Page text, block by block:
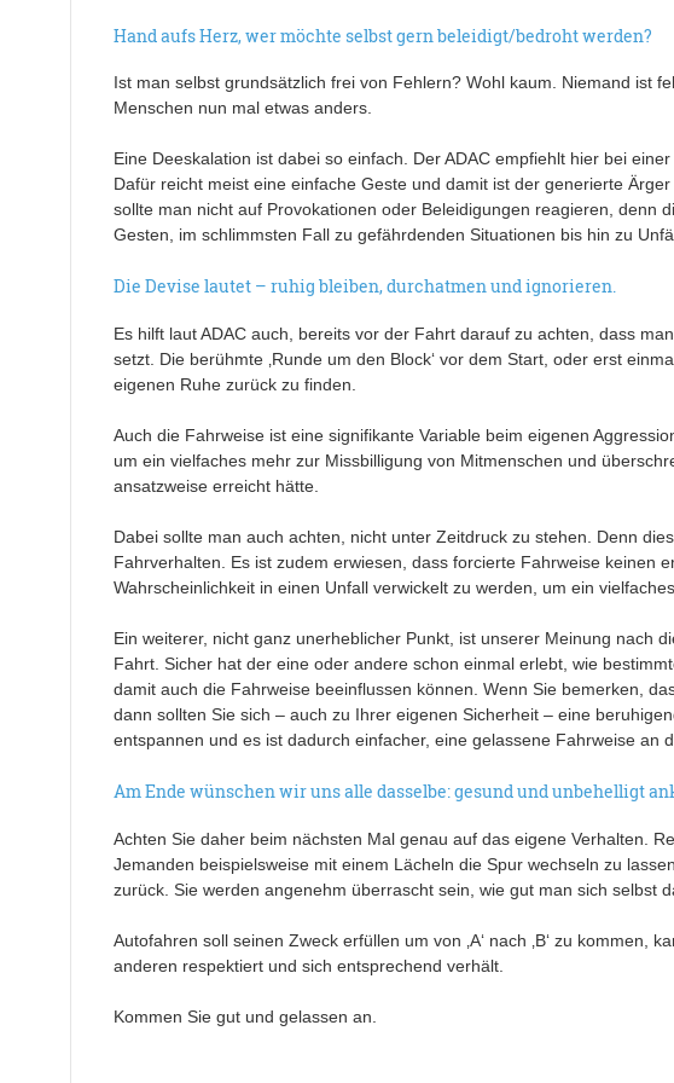
Hand aufs Herz, wer möchte selbst gern beleidigt/bedroht werden?
Ist man selbst grundsätzlich frei von Fehlern? Wohl kaum. Niemand ist
Menschen nun mal etwas anders.
Eine Deeskalation ist dabei so einfach. Der ADAC empfiehlt hier bei
Dafür reicht meist eine einfache Geste und damit ist der generierte
sollte man nicht auf Provokationen oder Beleidigungen reagieren, denn
Gesten, im schlimmsten Fall zu gefährdenden Situationen bis hin zu
Die Devise lautet – ruhig bleiben, durchatmen und ignorieren.
Es hilft laut ADAC auch, bereits vor der Fahrt darauf zu achten, dass
setzt. Die berühmte ‚Runde um den Block‘ vor dem Start, oder erst
eigenen Ruhe zurück zu finden.
Auch die Fahrweise ist eine signifikante Variable beim eigenen
um ein vielfaches mehr zur Missbilligung von Mitmenschen und
ansatzweise erreicht hätte.
Dabei sollte man auch achten, nicht unter Zeitdruck zu stehen. Denn
Fahrverhalten. Es ist zudem erwiesen, dass forcierte Fahrweise keinen
Wahrscheinlichkeit in einen Unfall verwickelt zu werden, um ein
Ein weiterer, nicht ganz unerheblicher Punkt, ist unserer Meinung nach
Fahrt. Sicher hat der eine oder andere schon einmal erlebt, wie
damit auch die Fahrweise beeinflussen können. Wenn Sie bemerken,
dann sollten Sie sich – auch zu Ihrer eigenen Sicherheit – eine
entspannen und es ist dadurch einfacher, eine gelassene Fahrweise an
Am Ende wünschen wir uns alle dasselbe: gesund und unbehelligt
Achten Sie daher beim nächsten Mal genau auf das eigene Verhalten.
Jemanden beispielsweise mit einem Lächeln die Spur wechseln zu
zurück. Sie werden angenehm überrascht sein, wie gut man sich selbst
Autofahren soll seinen Zweck erfüllen um von ‚A‘ nach ‚B‘ zu kommen,
anderen respektiert und sich entsprechend verhält.
Kommen Sie gut und gelassen an.